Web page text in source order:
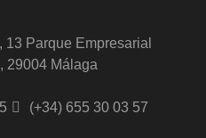
Parque Empresarial
29004 Málaga
(+34) 655 30 03 57